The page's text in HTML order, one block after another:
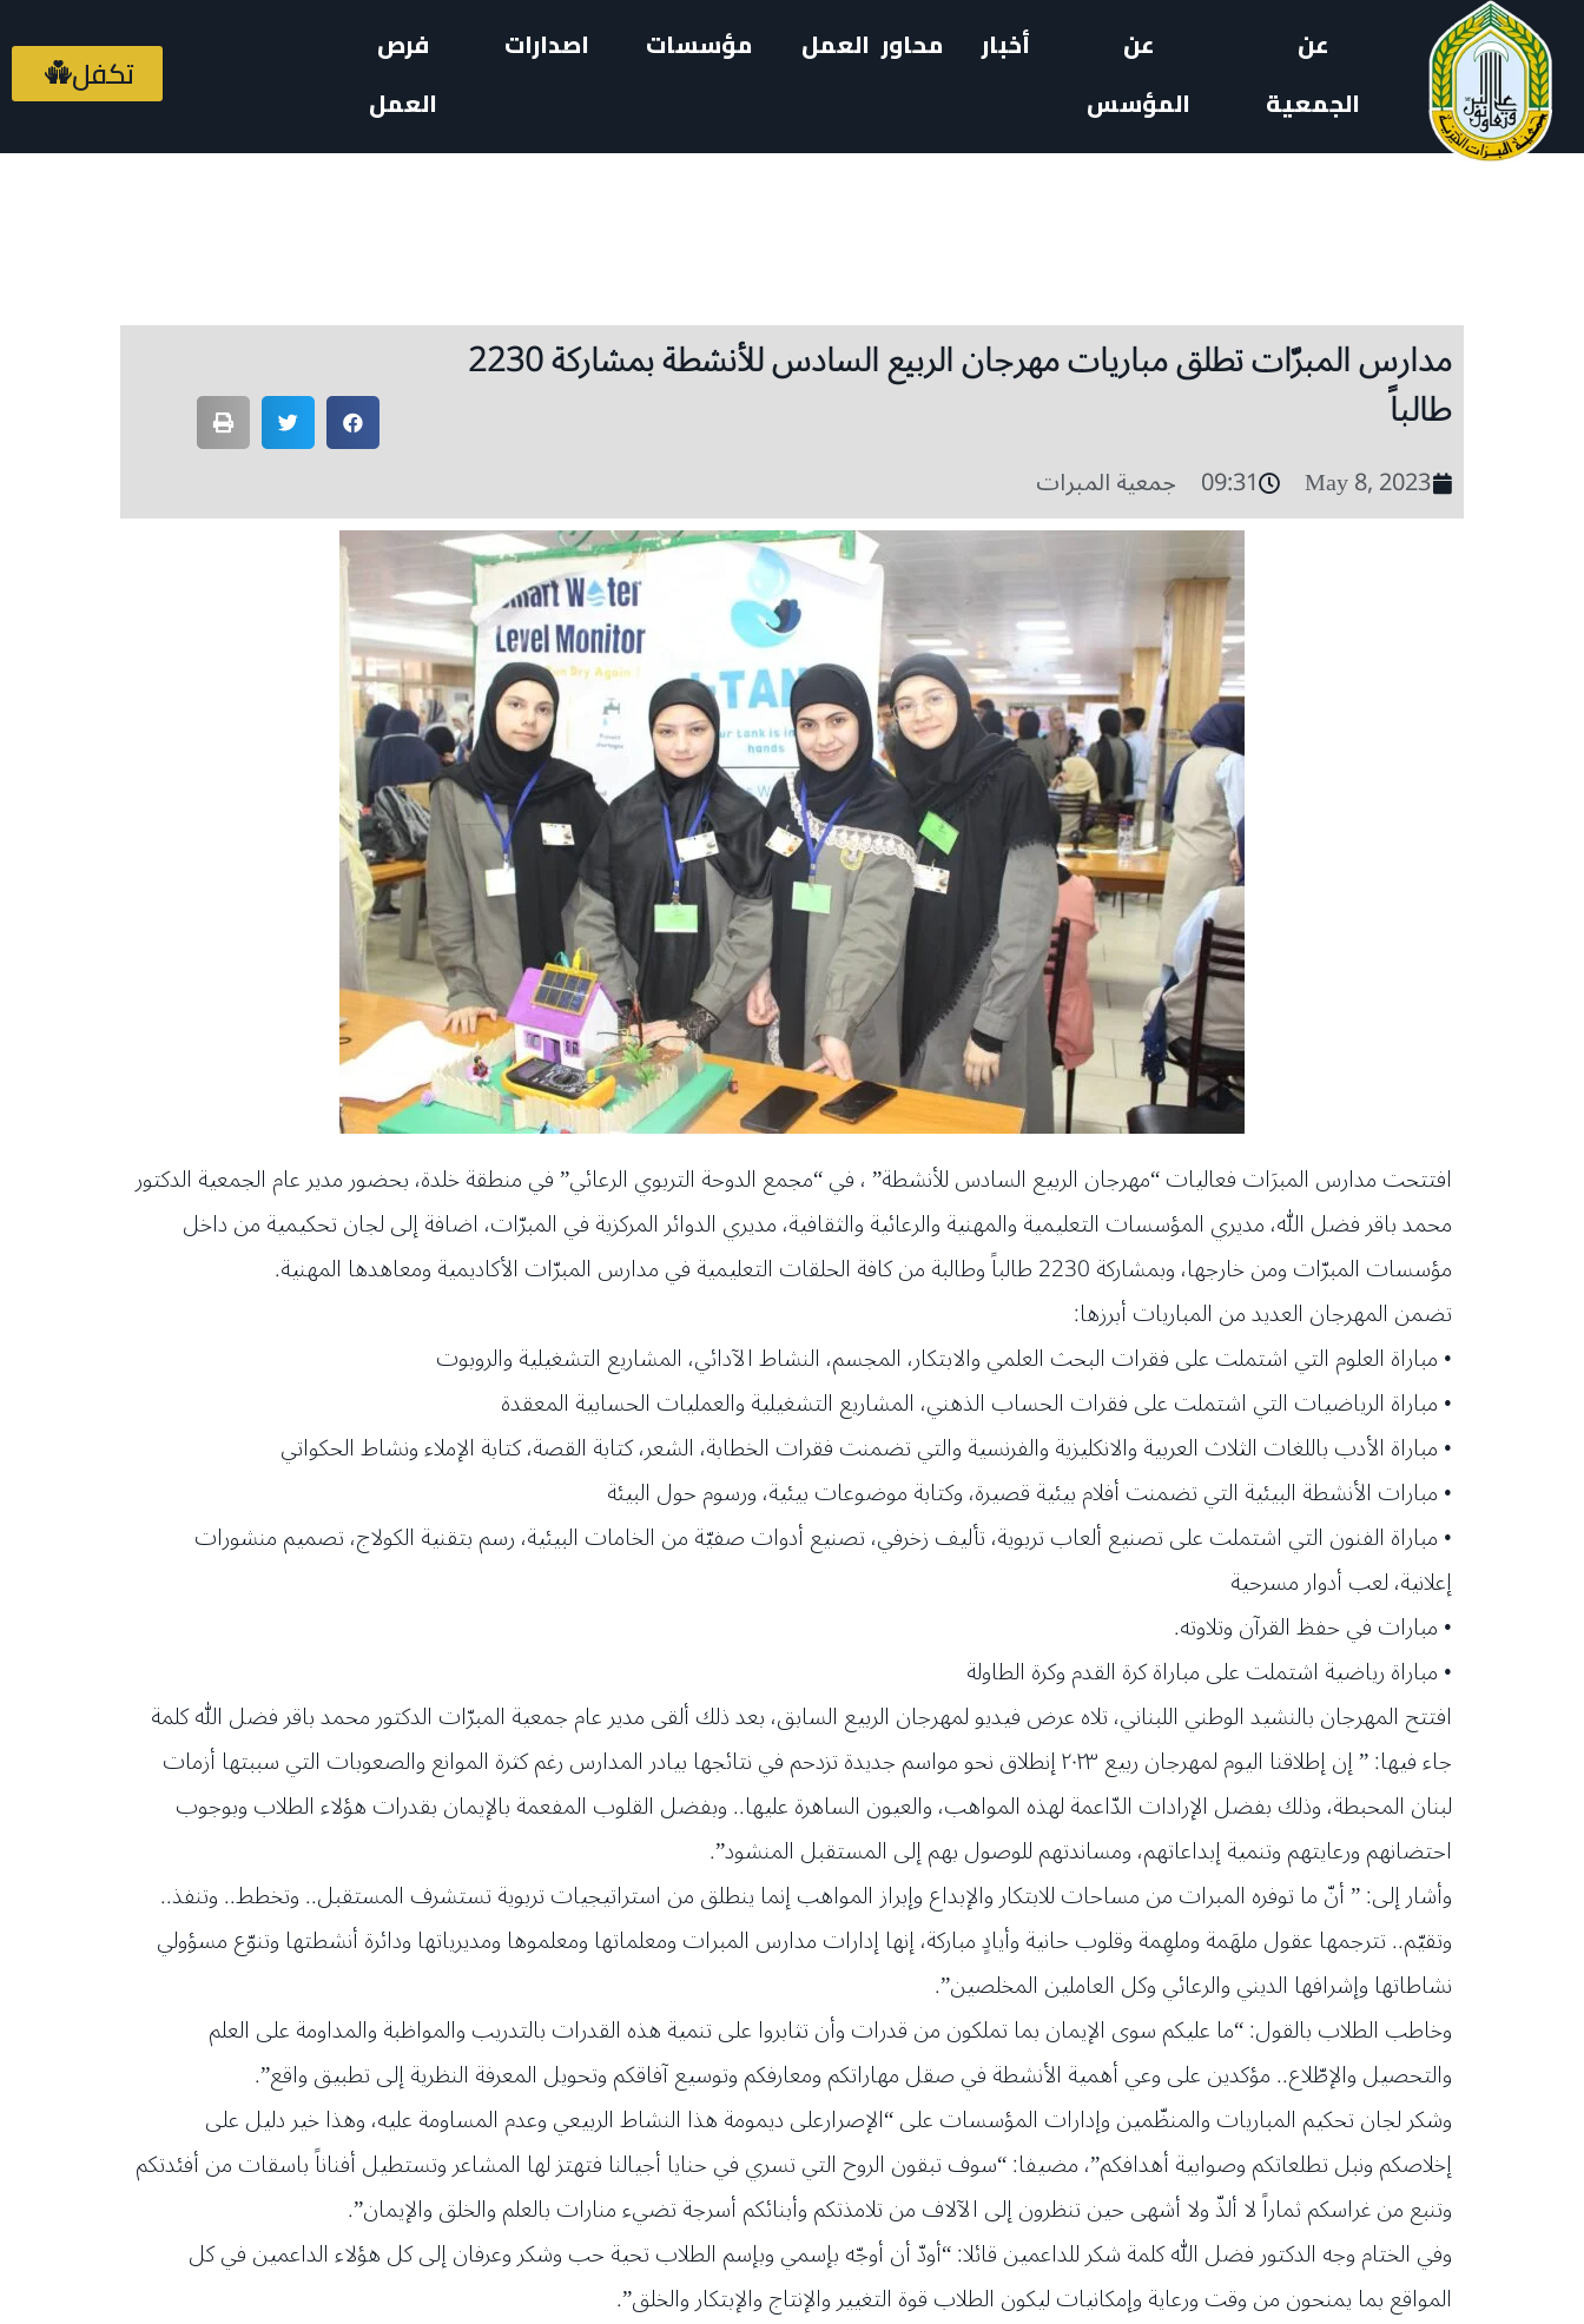
عن
الجمعية
عن
المؤسس
أخبار محاور العمل مؤسسات اصدارات
فرص
العمل
تكفل
مدارس المبرّات تطلق مباريات مهرجان الربيع السادس للأنشطة بمشاركة 2230
طالباً
May 8, 2023
09:31 جمعية المبرات
افتتحت مدارس المبرَات فعاليات “مهرجان الربيع السادس للأنشطة” ، في “مجمع الدوحة التربوي الرعائي” في منطقة خلدة، بحضور مدير عام الجمعية الدكتور
محمد باقر فضل الله، مديري المؤسسات التعليمية والمهنية والرعائية والثقافية، مديري الدوائر المركزية في المبرّات، اضافة إلى لجان تحكيمية من داخل
مؤسسات المبرّات ومن خارجها، وبمشاركة 2230 طالباً وطالبة من كافة الحلقات التعليمية في مدارس المبرّات الأكاديمية ومعاهدها المهنية.
تضمن المهرجان العديد من المباريات أبرزها:
• مباراة العلوم التي اشتملت على فقرات البحث العلمي والابتكار، المجسم، النشاط الآدائي، المشاريع التشغيلية والروبوت
• مباراة الرياضيات التي اشتملت على فقرات الحساب الذهني، المشاريع التشغيلية والعمليات الحسابية المعقدة
• مباراة الأدب باللغات الثلاث العربية والانكليزية والفرنسية والتي تضمنت فقرات الخطابة، الشعر، كتابة القصة، كتابة الإملاء ونشاط الحكواتي
• مبارات الأنشطة البيئية التي تضمنت أفلام بيئية قصيرة، وكتابة موضوعات بيئية، ورسوم حول البيئة
• مباراة الفنون التي اشتملت على تصنيع ألعاب تربوية، تأليف زخرفي، تصنيع أدوات صفيّة من الخامات البيئية، رسم بتقنية الكولاج، تصميم منشورات
إعلانية، لعب أدوار مسرحية
• مبارات في حفظ القرآن وتلاوته.
• مباراة رياضية اشتملت على مباراة كرة القدم وكرة الطاولة
افتتح المهرجان بالنشيد الوطني اللبناني، تلاه عرض فيديو لمهرجان الربيع السابق، بعد ذلك ألقى مدير عام جمعية المبرّات الدكتور محمد باقر فضل الله كلمة
جاء فيها: ” إن إطلاقنا اليوم لمهرجان ربيع ٢٠٢٣ إنطلاق نحو مواسم جديدة تزدحم في نتائجها بيادر المدارس رغم كثرة الموانع والصعوبات التي سببتها أزمات
لبنان المحبطة، وذلك بفضل الإرادات الدّاعمة لهذه المواهب، والعيون الساهرة عليها.. وبفضل القلوب المفعمة بالإيمان بقدرات هؤلاء الطلاب وبوجوب
احتضانهم ورعايتهم وتنمية إبداعاتهم، ومساندتهم للوصول بهم إلى المستقبل المنشود”.
وأشار إلى: ” أنّ ما توفره المبرات من مساحات للابتكار والإبداع وإبراز المواهب إنما ينطلق من استراتيجيات تربوية تستشرف المستقبل.. وتخطط.. وتنفذ..
وتقيّم.. تترجمها عقول ملهَمة وملهِمة وقلوب حانية وأيادٍ مباركة، إنها إدارات مدارس المبرات ومعلماتها ومعلموها ومديرياتها ودائرة أنشطتها وتنوّع مسؤولي
نشاطاتها وإشرافها الديني والرعائي وكل العاملين المخلصين”.
وخاطب الطلاب بالقول: “ما عليكم سوى الإيمان بما تملكون من قدرات وأن تثابروا على تنمية هذه القدرات بالتدريب والمواظبة والمداومة على العلم
والتحصيل والإطّلاع.. مؤكدين على وعي أهمية الأنشطة في صقل مهاراتكم ومعارفكم وتوسيع آفاقكم وتحويل المعرفة النظرية إلى تطبيق واقع”.
وشكر لجان تحكيم المباريات والمنظّمين وإدارات المؤسسات على “الإصرارعلى ديمومة هذا النشاط الربيعي وعدم المساومة عليه، وهذا خير دليل على
إخلاصكم ونبل تطلعاتكم وصوابية أهدافكم”، مضيفا: “سوف تبقون الروح التي تسري في حنايا أجيالنا فتهتز لها المشاعر وتستطيل أفناناً باسقات من أفئدتكم
وتنبع من غراسكم ثماراً لا ألذّ ولا أشهى حين تنظرون إلى الآلاف من تلامذتكم وأبنائكم أسرجة تضيء منارات بالعلم والخلق والإيمان”.
وفي الختام وجه الدكتور فضل الله كلمة شكر للداعمين قائلا: “أودّ أن أوجّه بإسمي وبإسم الطلاب تحية حب وشكر وعرفان إلى كل هؤلاء الداعمين في كل
المواقع بما يمنحون من وقت ورعاية وإمكانيات ليكون الطلاب قوة التغيير والإنتاج والإبتكار والخلق”.